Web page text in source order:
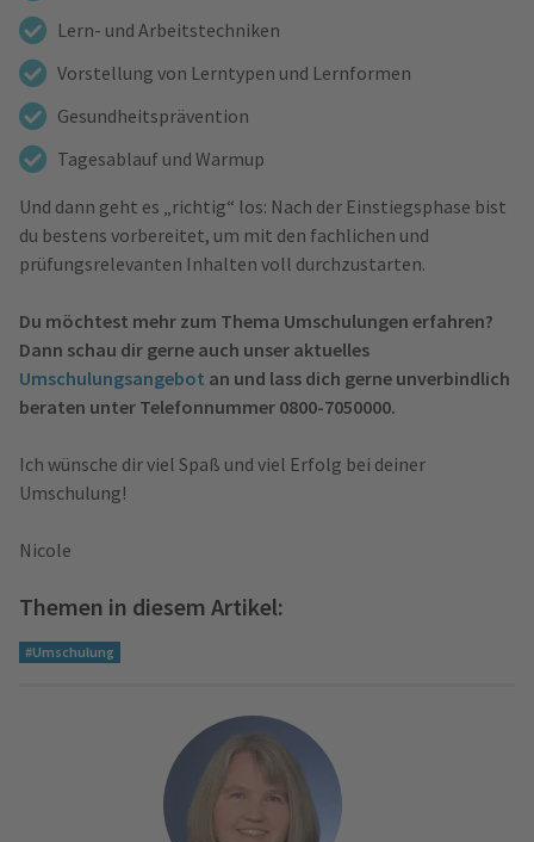
Lern- und Arbeitstechniken
Vorstellung von Lerntypen und Lernformen
Gesundheitsprävention
Tagesablauf und Warmup
Und dann geht es „richtig“ los: Nach der Einstiegsphase bist
du bestens vorbereitet, um mit den fachlichen und
prüfungsrelevanten Inhalten voll durchzustarten.
Du möchtest mehr zum Thema Umschulungen erfahren?
Dann schau dir gerne auch unser aktuelles
Umschulungsangebot an und lass dich gerne unverbindlich
beraten unter Telefonnummer 0800-7050000.
Ich wünsche dir viel Spaß und viel Erfolg bei deiner
Umschulung!
Nicole
Themen in diesem Artikel:
#Umschulung